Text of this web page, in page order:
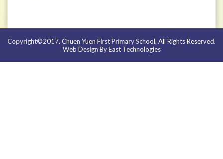
Copyright©2017. Chuen Yuen First Primary School, All Rights Reserved.
Web Design By East Technologies